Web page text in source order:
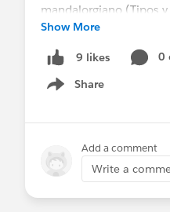
mandalorgiano (Tipos
hacer un Mandalogiano
forma segura (Trace
conocimiento
(Leer e interpretar un
sensibles) Siendo los
como podemos usarla
(SFDX CLI e API)
otros Mandalogianos
han creado armas
Show More
9 likes
0
Share
Show menu
Add a comment
Write a